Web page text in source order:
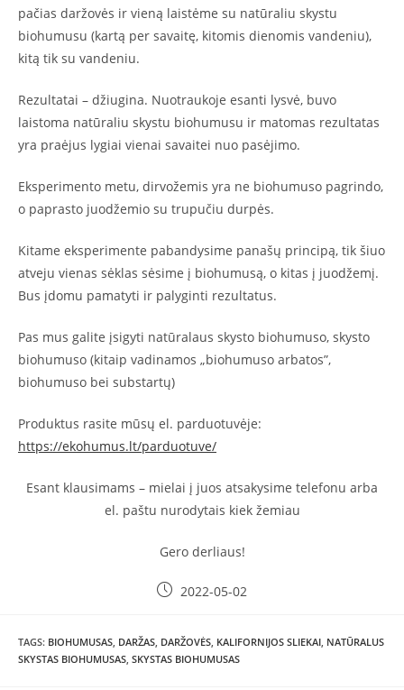
pačias daržovės ir vieną laistėme su natūraliu skystu
biohumusu (kartą per savaitę, kitomis dienomis vandeniu),
kitą tik su vandeniu.
Rezultatai – džiugina. Nuotraukoje esanti lysvė, buvo
laistoma natūraliu skystu biohumusu ir matomas rezultatas
yra praėjus lygiai vienai savaitei nuo pasėjimo.
Eksperimento metu, dirvožemis yra ne biohumuso pagrindo,
o paprasto juodžemio su trupučiu durpės.
Kitame eksperimente pabandysime panašų principą, tik šiuo
atveju vienas sėklas sėsime į biohumusą, o kitas į juodžemį.
Bus įdomu pamatyti ir palyginti rezultatus.
Pas mus galite įsigyti natūralaus skysto biohumuso, skysto
biohumuso (kitaip vadinamos „biohumuso arbatos”,
biohumuso bei substartų)
Produktus rasite mūsų el. parduotuvėje:
https://ekohumus.lt/parduotuve/
Esant klausimams – mielai į juos atsakysime telefonu arba
el. paštu nurodytais kiek žemiau
Gero derliaus!
2022-05-02
TAGS: BIOHUMUSAS, DARŽAS, DARŽOVĖS, KALIFORNIJOS SLIEKAI, NATŪRALUS
SKYSTAS BIOHUMUSAS, SKYSTAS BIOHUMUSAS